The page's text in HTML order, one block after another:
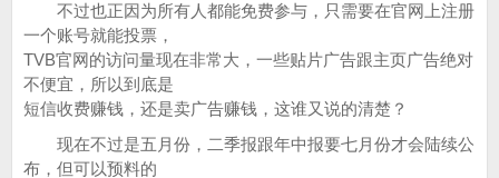
不过也正因为所有人都能免费参与，只需要在官网上注册
一个账号就能投票，
TVB官网的访问量现在非常大，一些贴片广告跟主页广告绝对
不便宜，所以到底是
短信收费赚钱，还是卖广告赚钱，这谁又说的清楚？
现在不过是五月份，二季报跟年中报要七月份才会陆续公
布，但可以预料的